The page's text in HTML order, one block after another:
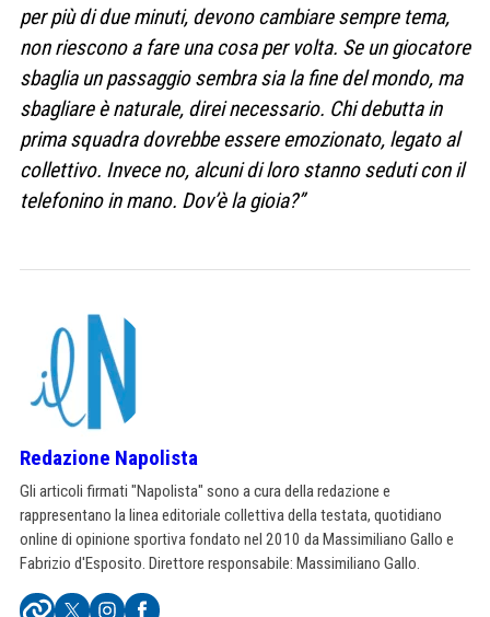
per più di due minuti, devono cambiare sempre tema,
non riescono a fare una cosa per volta. Se un giocatore
sbaglia un passaggio sembra sia la fine del mondo, ma
sbagliare è naturale, direi necessario. Chi debutta in
prima squadra dovrebbe essere emozionato, legato al
collettivo. Invece no, alcuni di loro stanno seduti con il
telefonino in mano. Dov’è la gioia?”
Redazione Napolista
Gli articoli firmati "Napolista" sono a cura della redazione e
rappresentano la linea editoriale collettiva della testata, quotidiano
online di opinione sportiva fondato nel 2010 da Massimiliano Gallo e
Fabrizio d'Esposito. Direttore responsabile: Massimiliano Gallo.